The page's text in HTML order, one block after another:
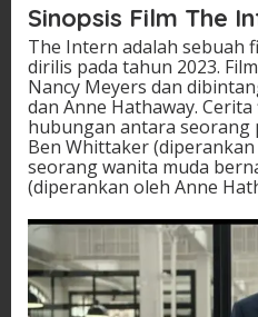
Sinopsis Film The
The Intern adalah sebuah
dirilis pada tahun 2023.
Nancy Meyers dan
dan Anne Hathaway.
hubungan antara seorang
Ben Whittaker
seorang wanita muda
(diperankan oleh Anne